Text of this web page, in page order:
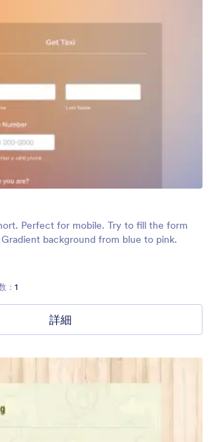
Perfect for mobile. Try to fill the form
background from blue to pink.
： 1
詳細